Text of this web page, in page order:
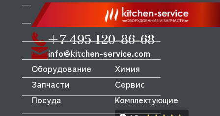
NOPEIN
NTF
NUOVA SIMONELLI
ODE
OEM
OLAB
+7 495 120-86-68
info@kitchen-service.com
Оборудование
Запчасти
Посуда
Химия
Сервис
Комплектующие